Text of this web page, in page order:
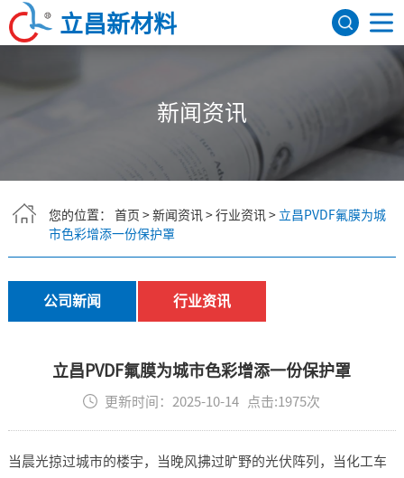
立昌新材料
FEP聚全氟乙丙烯
PFA可熔性聚四氟乙烯
PVDF聚偏氟乙烯
ETFE四氟乙烯共聚物
氟树脂色母
PEEK
应用领域
航天航空
建筑领域
医疗器械
电子电气
新闻资讯
行业资讯
公司新闻
联系我们
新闻资讯
您的位置： 首页 > 新闻资讯 > 行业资讯 > 立昌PVDF氟膜为城
市色彩增添一份保护罩
公司新闻 行业资讯
立昌PVDF氟膜为城市色彩增添一份保护罩
更新时间：2025-10-14 点击:1975次
当晨光掠过城市的楼宇，当晚风拂过旷野的光伏阵列，当化工车